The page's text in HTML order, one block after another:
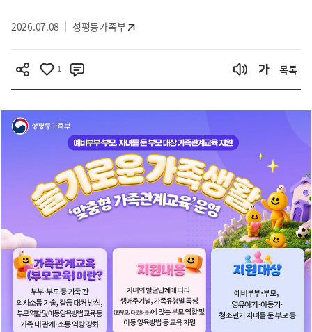
2026.07.08 성평등가족부
1 목록